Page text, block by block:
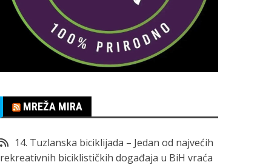
MREŽA MIRA
14. Tuzlanska biciklijada – Jedan od najvećih
rekreativnih biciklističkih događaja u BiH vraća